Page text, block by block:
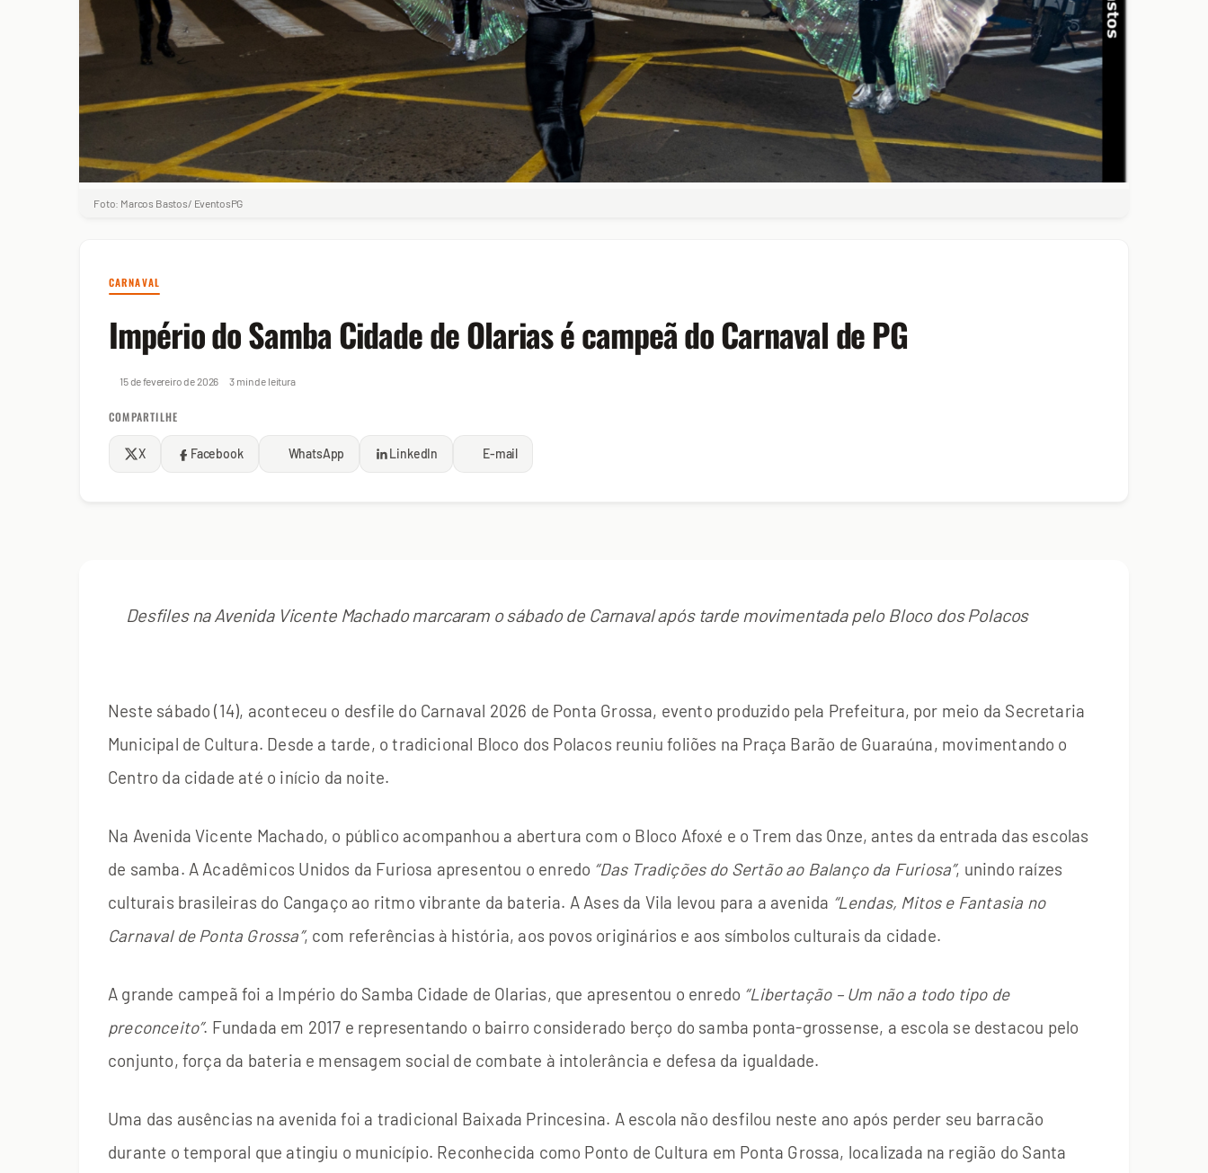
Foto: Marcos Bastos/ EventosPG
CARNAVAL
Império do Samba Cidade de Olarias é campeã do Carnaval de PG
15 de fevereiro de 2026 3 min de leitura
COMPARTILHE
X Facebook WhatsApp LinkedIn E-mail
Desfiles na Avenida Vicente Machado marcaram o sábado de Carnaval após tarde movimentada pelo Bloco dos Polacos
Neste sábado (14), aconteceu o desfile do Carnaval 2026 de Ponta Grossa, evento produzido pela Prefeitura, por meio da Secretaria
Municipal de Cultura. Desde a tarde, o tradicional Bloco dos Polacos reuniu foliões na Praça Barão de Guaraúna, movimentando o
Centro da cidade até o início da noite.
Na Avenida Vicente Machado, o público acompanhou a abertura com o Bloco Afoxé e o Trem das Onze, antes da entrada das escolas
de samba. A Acadêmicos Unidos da Furiosa apresentou o enredo “Das Tradições do Sertão ao Balanço da Furiosa”, unindo raízes
culturais brasileiras do Cangaço ao ritmo vibrante da bateria. A Ases da Vila levou para a avenida “Lendas, Mitos e Fantasia no
Carnaval de Ponta Grossa”, com referências à história, aos povos originários e aos símbolos culturais da cidade.
A grande campeã foi a Império do Samba Cidade de Olarias, que apresentou o enredo “Libertação – Um não a todo tipo de
preconceito”. Fundada em 2017 e representando o bairro considerado berço do samba ponta-grossense, a escola se destacou pelo
conjunto, força da bateria e mensagem social de combate à intolerância e defesa da igualdade.
Uma das ausências na avenida foi a tradicional Baixada Princesina. A escola não desfilou neste ano após perder seu barracão
durante o temporal que atingiu o município. Reconhecida como Ponto de Cultura em Ponta Grossa, localizada na região do Santa